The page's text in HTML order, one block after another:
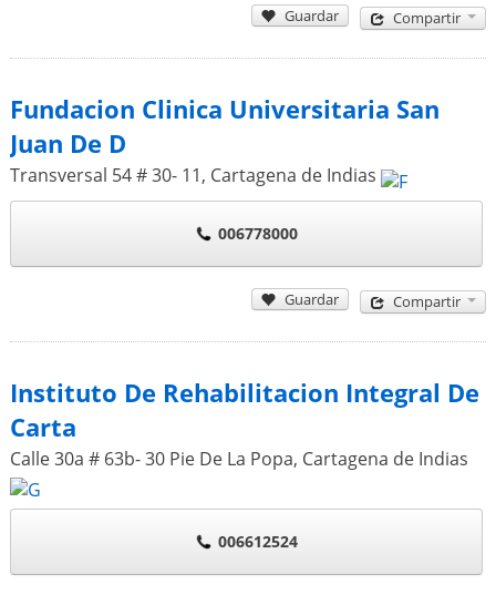
Guardar Compartir
Fundacion Clinica Universitaria San
Juan De D
Transversal 54 # 30- 11, Cartagena de Indias
006778000
Guardar Compartir
Instituto De Rehabilitacion Integral De
Carta
Calle 30a # 63b- 30 Pie De La Popa, Cartagena de Indias
006612524